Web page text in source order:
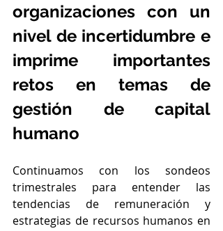
organizaciones con un
nivel de incertidumbre e
imprime importantes
retos en temas de
gestión de capital
humano
Continuamos con los sondeos
trimestrales para entender las
tendencias de remuneración y
estrategias de recursos humanos en